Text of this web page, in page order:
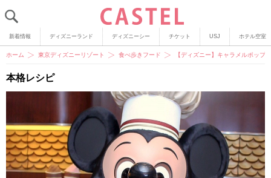
新着情報 ディズニーランド ディズニーシー チケット USJ ホテル空室
ホーム 東京ディズニーリゾート 食べ歩きフード 【ディズニー】キャラメルポップ
本格レシピ